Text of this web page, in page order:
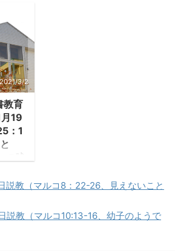
残
喜び
奉献
編は
殿再
。捕
さ
遂げ
...
閉じた大石が転がされ、
見て驚き、ペトロたちに
2021/3/2
教育
19
：1
の喩
」の
で
の
描
説教（マルコ8：22-26、見えないこと
説教（マルコ10:13-16、幼子のようで